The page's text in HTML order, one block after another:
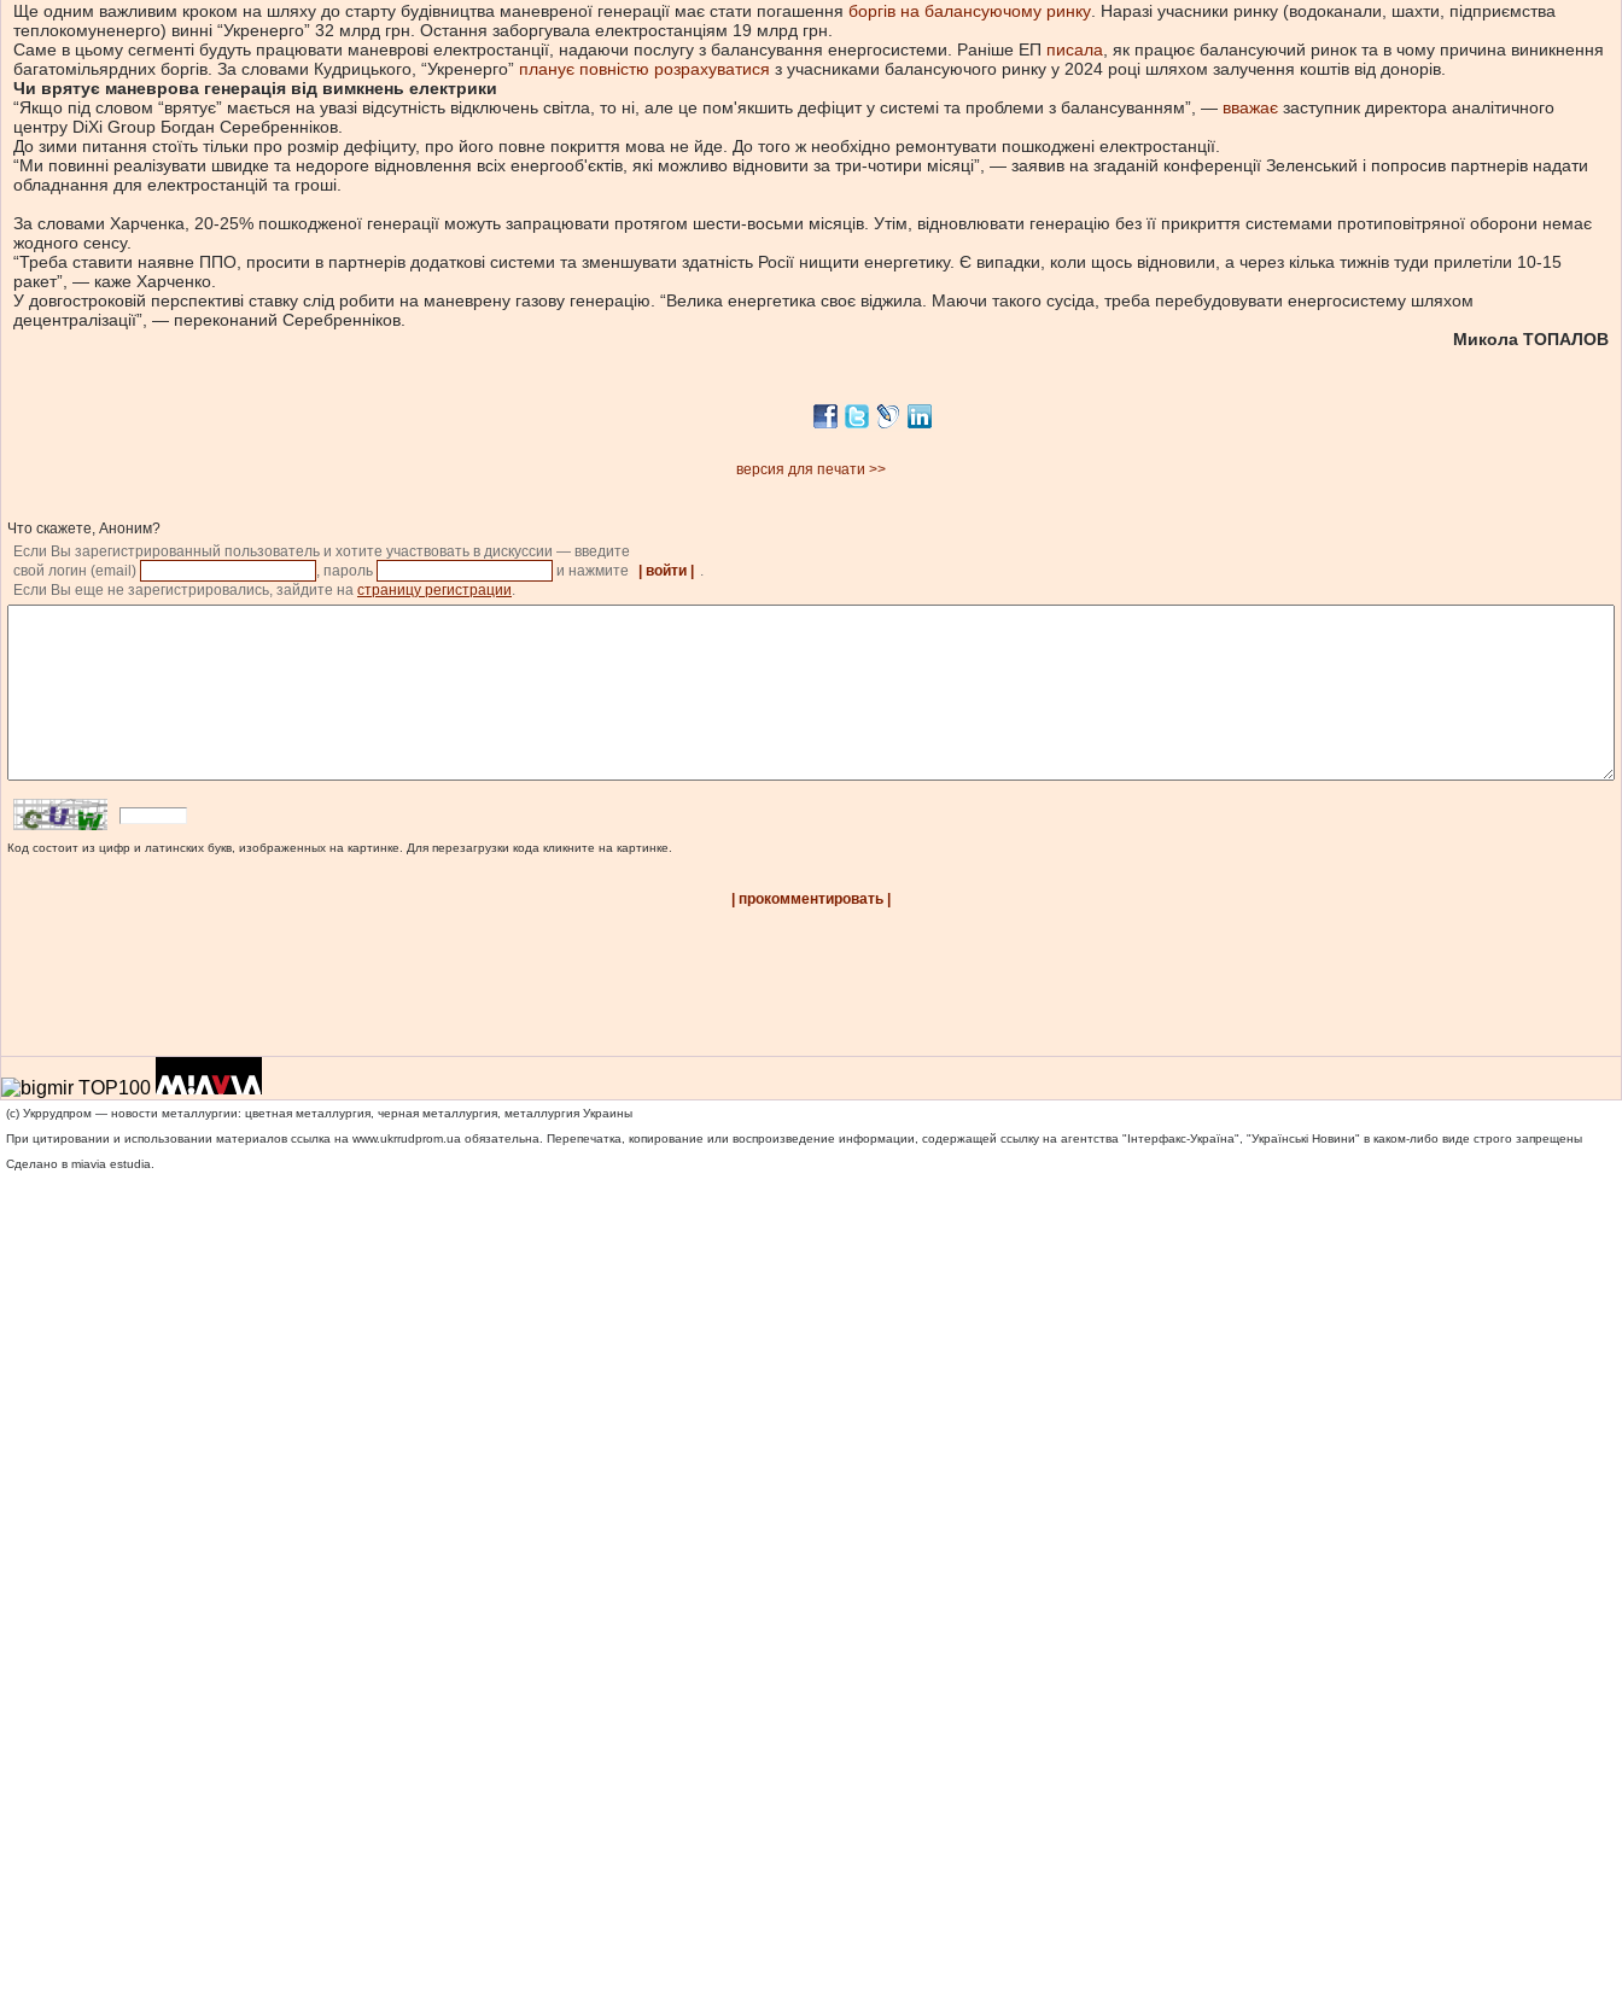
Ще одним важливим кроком на шляху до старту будівництва маневреної генерації має стати погашення боргів на балансуючому ринку . Наразі учасники ринку (водоканали, шахти, підприємства
теплокомуненерго) винні “Укренерго” 32 млрд грн. Остання заборгувала електростанціям 19 млрд грн.
Саме в цьому сегменті будуть працювати маневрові електростанції, надаючи послугу з балансування енергосистеми. Раніше ЕП писала , як працює балансуючий ринок та в чому причина виникнення
багатомільярдних боргів. За словами Кудрицького, “Укренерго” планує повністю розрахуватися з учасниками балансуючого ринку у 2024 році шляхом залучення коштів від донорів.
Чи врятує маневрова генерація від вимкнень електрики
“Якщо під словом “врятує” мається на увазі відсутність відключень світла, то ні, але це пом'якшить дефіцит у системі та проблеми з балансуванням”, — вважає заступник директора аналітичного
центру DiXi Group Богдан Серебренніков.
До зими питання стоїть тільки про розмір дефіциту, про його повне покриття мова не йде. До того ж необхідно ремонтувати пошкоджені електростанції.
“Ми повинні реалізувати швидке та недороге відновлення всіх енергооб'єктів, які можливо відновити за три-чотири місяці”, — заявив на згаданій конференції Зеленський і попросив партнерів надати
обладнання для електростанцій та гроші.
За словами Харченка, 20-25% пошкодженої генерації можуть запрацювати протягом шести-восьми місяців. Утім, відновлювати генерацію без її прикриття системами протиповітряної оборони немає
жодного сенсу.
“Треба ставити наявне ППО, просити в партнерів додаткові системи та зменшувати здатність Росії нищити енергетику. Є випадки, коли щось відновили, а через кілька тижнів туди прилетіли 10-15
ракет”, — каже Харченко.
У довгостроковій перспективі ставку слід робити на маневрену газову генерацію. “Велика енергетика своє віджила. Маючи такого сусіда, треба перебудовувати енергосистему шляхом
децентралізації”, — переконаний Серебренніков.
Микола ТОПАЛОВ
версия для печати >>
Что скажете, Аноним?
Если Вы зарегистрированный пользователь и хотите участвовать в дискуссии — введите
свой логин (email)
, пароль и нажмите | войти |
.
Если Вы еще не зарегистрировались, зайдите на страницу регистрации.
Код состоит из цифр и латинских букв, изображенных на картинке. Для перезагрузки кода кликните на картинке.
| прокомментировать |
(c) Укррудпром — новости металлургии: цветная металлургия, черная металлургия, металлургия Украины
При цитировании и использовании материалов ссылка на www.ukrrudprom.ua обязательна. Перепечатка, копирование или воспроизведение информации, содержащей ссылку на агентства "Iнтерфакс-Україна", "Українськi Новини" в каком-либо виде строго запрещены
Сделано в miavia estudia.